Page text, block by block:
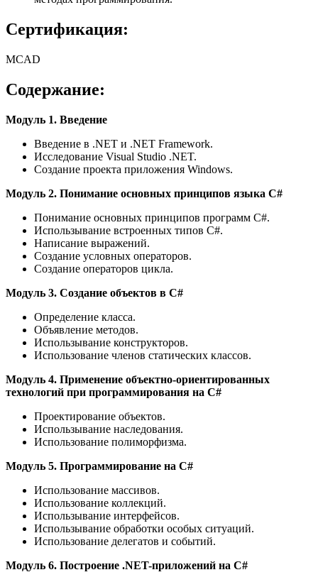
Сертификация:
MCAD
Содержание:
Модуль 1. Введение
Введение в .NET и .NET Framework.
Исследование Visual Studio .NET.
Создание проекта приложения Windows.
Модуль 2. Понимание основных принципов языка C#
Понимание основных принципов программ C#.
Использывание встроенных типов C#.
Написание выражений.
Создание условных операторов.
Создание операторов цикла.
Модуль 3. Создание объектов в C#
Определение класса.
Объявление методов.
Использывание конструкторов.
Использование членов статических классов.
Модуль 4. Применение объектно-ориентированных
технологий при программирования на C#
Проектирование объектов.
Использывание наследования.
Использование полиморфизма.
Модуль 5. Программирование на C#
Использование массивов.
Использование коллекций.
Использывание интерфейсов.
Использывание обработки особых ситуаций.
Использование делегатов и событий.
Модуль 6. Построение .NET-приложений на C#